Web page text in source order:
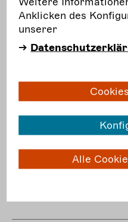
Anklicken des
unserer
Alle